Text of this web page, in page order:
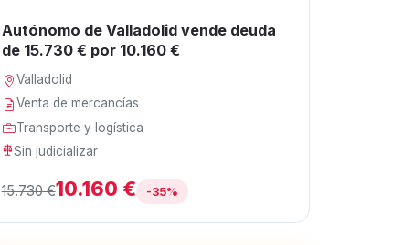
Autónomo de Valladolid vende deuda
de 15.730 € por 10.160 €
Valladolid
Venta de mercancías
Transporte y logística
Sin judicializar
15.730 €10.160 € -35%